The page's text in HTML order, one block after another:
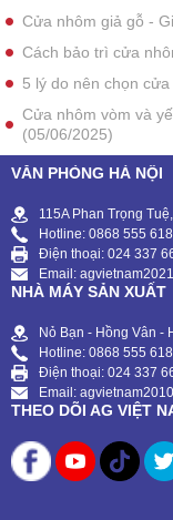
Cửa nhôm giả gỗ -
Cách bảo trì cửa
5 lý do nên chọn
Cửa nhôm vòm và
(05/06/2025)
VĂN PHÒNG HÀ NỘI
115A Phan Trọng
Hotline: 0868 555 618
Điện thoại: 024 337
Email:
NHÀ MÁY SẢN XUẤT
Nỏ Bạn - Hồng Vân -
Hotline: 0868 555 618
Điện thoại: 024 337
Email:
THEO DÕI AG VIỆT